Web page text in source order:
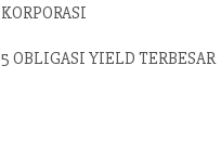
KORPORASI
5 OBLIGASI YIELD TERBESAR